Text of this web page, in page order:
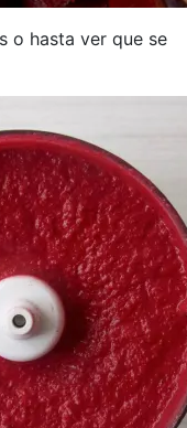
o hasta ver que se